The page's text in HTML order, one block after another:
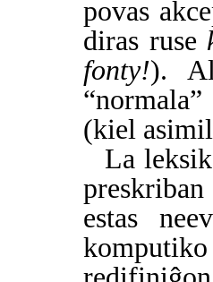
povas
diras ruse
fonty!).
(kiel
La
estas